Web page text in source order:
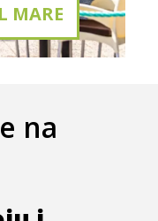
MARE
na